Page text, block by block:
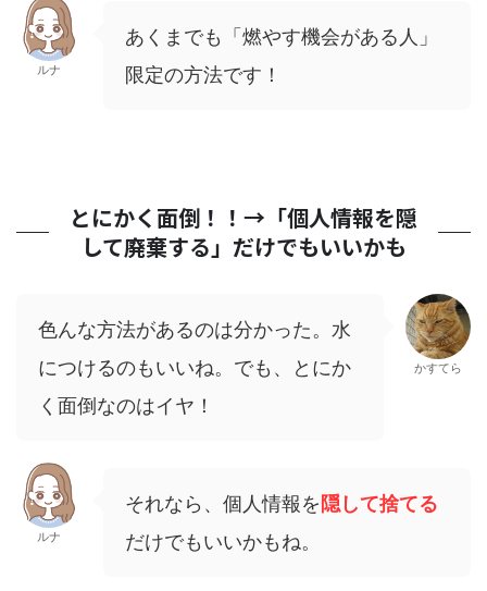
ルナ
あくまでも「燃やす機会がある人」
限定の方法です！
とにかく面倒！！→「個人情報を隠
して廃棄する」だけでもいいかも
色んな方法があるのは分かった。水
につけるのもいいね。でも、とにか
く面倒なのはイヤ！
かすてら
ルナ
それなら、個人情報を隠して捨てる
だけでもいいかもね。